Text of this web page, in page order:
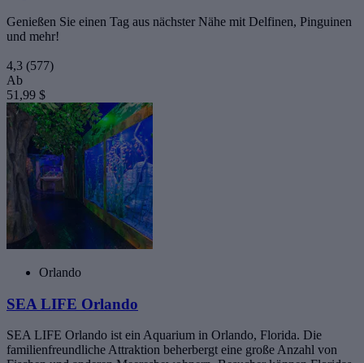
Genießen Sie einen Tag aus nächster Nähe mit Delfinen, Pinguinen
und mehr!
4,3 (577)
Ab
51,99 $
Orlando
SEA LIFE Orlando
SEA LIFE Orlando ist ein Aquarium in Orlando, Florida. Die
familienfreundliche Attraktion beherbergt eine große Anzahl von